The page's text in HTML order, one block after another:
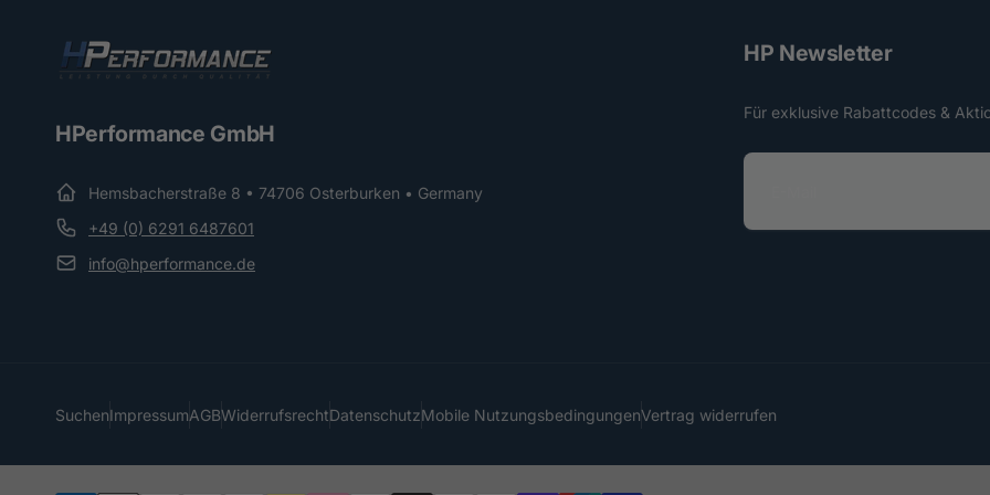
HPerformance GmbH
Hemsbacherstraße 8 • 74706 Osterburken • Germany
+49 (0) 6291 6487601
info@hperformance.de
HP Newsletter
Für exklusive Rabattcodes &
E
SuchenImpressumAGBWiderrufsrechtDatenschutzMobile NutzungsbedingungenVertrag widerrufen